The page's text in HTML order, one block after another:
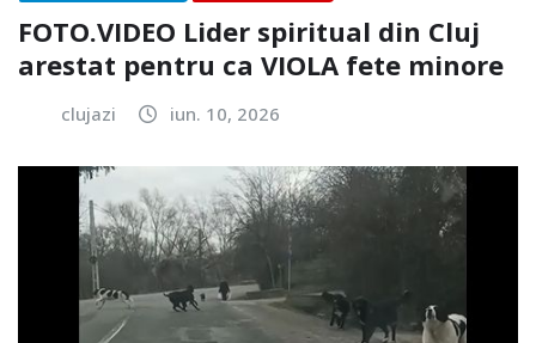
FOTO.VIDEO Lider spiritual din Cluj
arestat pentru ca VIOLA fete minore
clujazi iun. 10, 2026